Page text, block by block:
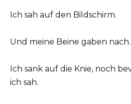
Ich sah auf den Bildschirm.
Und meine Beine gaben nach.
Ich sank auf die Knie, noch
ich sah.